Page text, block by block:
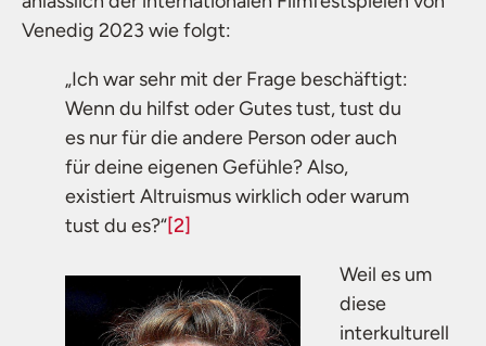
Venedig 2023 wie folgt:
„Ich war sehr mit der Frage beschäftigt:
Wenn du hilfst oder Gutes tust, tust du
es nur für die andere Person oder auch
für deine eigenen Gefühle? Also,
existiert Altruismus wirklich oder warum
tust du es?“[2]
Weil es um
diese
interkulturell